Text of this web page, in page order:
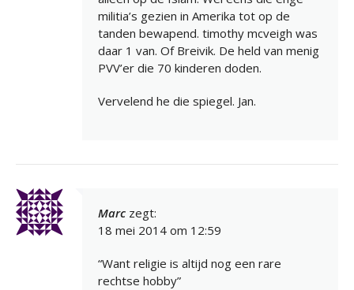
militia’s gezien in Amerika tot op de
tanden bewapend. timothy mcveigh was
daar 1 van. Of Breivik. De held van menig
PVV’er die 70 kinderen doden.
Vervelend he die spiegel. Jan.
Marc zegt:
18 mei 2014 om 12:59
“Want religie is altijd nog een rare
rechtse hobby”